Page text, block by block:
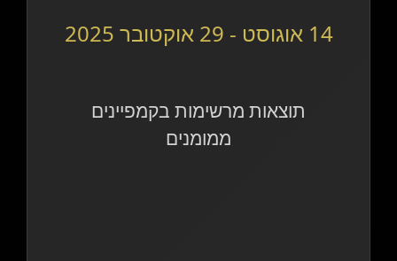
14 אוגוסט - 29 אוקטובר 2025
תוצאות מרשימות בקמפיינים
ממומנים